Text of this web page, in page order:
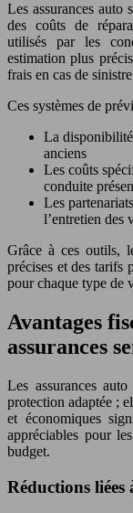
Les assurances auto
des coûts de
utilisés par les
estimation plus
frais en cas de
Ces systèmes de
La disponibilité
anciens
Les coûts
conduite
Les
l’entretien des
Grâce à ces outils,
précises et des tarifs
pour chaque type de
Avantages
assurances
Les assurances
protection adaptée ;
et économiques
appréciables pour
budget.
Réductions liées